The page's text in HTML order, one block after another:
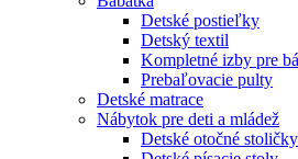
Detské postieľky
Detský textil
Kompletné izby pre
Prebaľovacie pulty
Detské matrace
Nábytok pre deti a mládež
Detské otočné stoličky